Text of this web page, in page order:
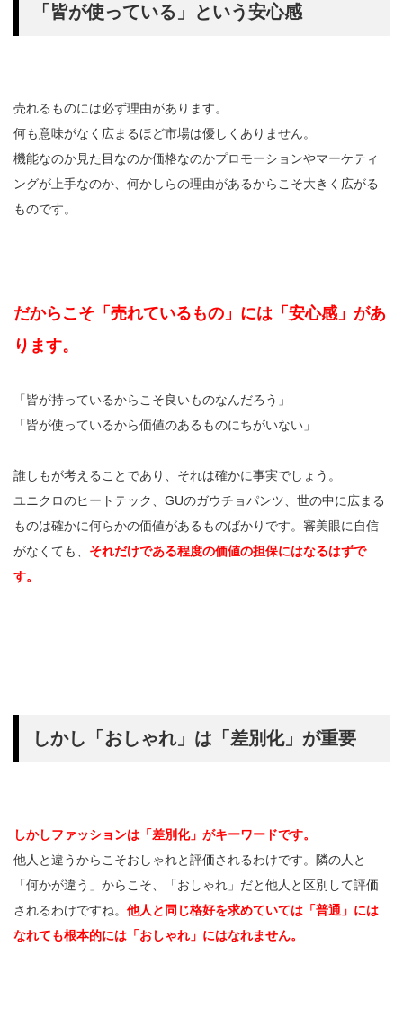
「皆が使っている」という安心感
売れるものには必ず理由があります。
何も意味がなく広まるほど市場は優しくありません。
機能なのか見た目なのか価格なのかプロモーションやマーケティ
ングが上手なのか、何かしらの理由があるからこそ大きく広がる
ものです。
だからこそ「売れているもの」には「安心感」があ
ります。
「皆が持っているからこそ良いものなんだろう」
「皆が使っているから価値のあるものにちがいない」
誰しもが考えることであり、それは確かに事実でしょう。
ユニクロのヒートテック、GUのガウチョパンツ、世の中に広まる
ものは確かに何らかの価値があるものばかりです。審美眼に自信
がなくても、 それだけである程度の価値の担保にはなるはずで
す。
しかし「おしゃれ」は「差別化」が重要
しかしファッションは「差別化」がキーワードです。
他人と違うからこそおしゃれと評価されるわけです。隣の人と
「何かが違う」からこそ、「おしゃれ」だと他人と区別して評価
されるわけですね。 他人と同じ格好を求めていては「普通」には
なれても根本的には「おしゃれ」にはなれません。